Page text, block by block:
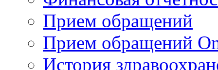
Прием обращений
Прием обращений
История